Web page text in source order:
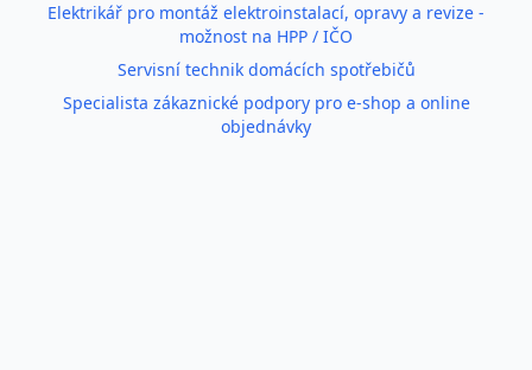
Elektrikář pro montáž elektroinstalací, opravy a revize -
možnost na HPP / IČO
Servisní technik domácích spotřebičů
Specialista zákaznické podpory pro e-shop a online
objednávky